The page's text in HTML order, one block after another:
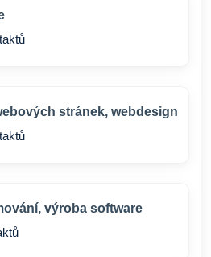
stránek, webdesign
výroba software